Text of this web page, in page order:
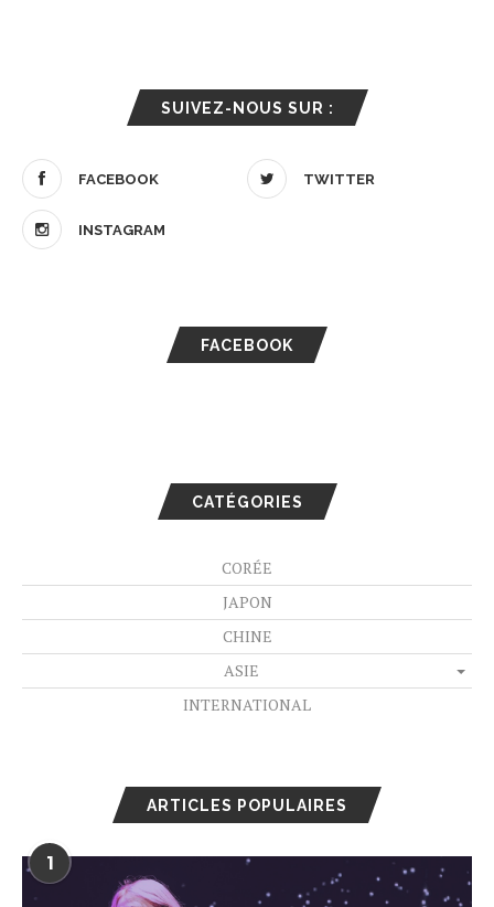
SUIVEZ-NOUS SUR :
FACEBOOK TWITTER
INSTAGRAM
FACEBOOK
CATÉGORIES
CORÉE
JAPON
CHINE
ASIE
INTERNATIONAL
ARTICLES POPULAIRES
1